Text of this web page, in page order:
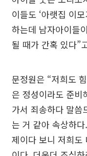
이들도 ‘아랫집 이
하는데 남자아이들
될 때가 간혹 있다”
문정원은 “저희도
은 정성이라도 준비
가서 죄송하다 말씀
는 거 같아 속상하
제이다 보니 저희도